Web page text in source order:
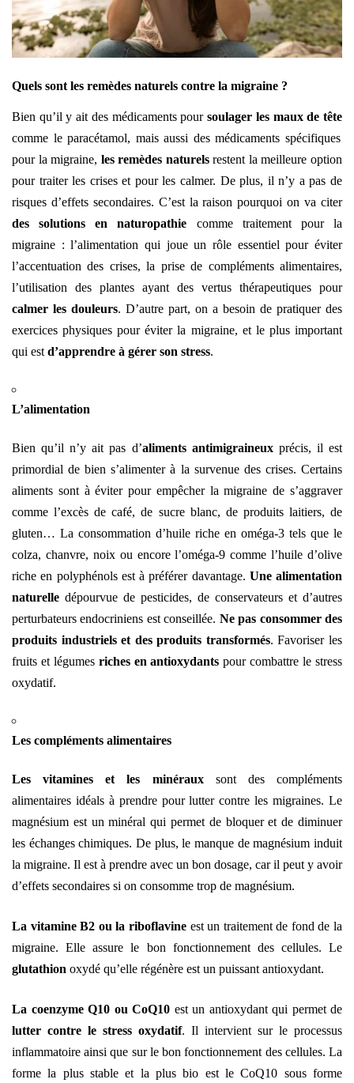
Quels sont les remèdes naturels contre la migraine ?
Bien qu’il y ait des médicaments poursoulager les maux de tête
comme le paracétamol, mais aussi des médicaments spécifiques
pour la migraine, les remèdes naturelsrestent la meilleure option
pour traiter les crises et pour les calmer. De plus, il n’y a pas de
risques d’effets secondaires. C’est la raison pourquoi on va citer
des solutions en naturopathie comme traitement pour la
migraine : l’alimentation qui joue un rôle essentiel pour éviter
l’accentuation des crises, la prise de compléments alimentaires,
l’utilisation des plantes ayant des vertus thérapeutiques pour
calmer les douleurs. D’autre part, on a besoin de pratiquer des
exercices physiques pour éviter la migraine, et le plus important
qui est d’apprendre à gérer son stress.
L’alimentation
Bien qu’il n’y ait pas d’aliments antimigraineux précis, il est
primordial de bien s’alimenter à la survenue des crises. Certains
aliments sont à éviter pour empêcher la migraine de s’aggraver
comme l’excès de café, de sucre blanc, de produits laitiers, de
gluten… La consommation d’huile riche en oméga-3 tels que le
colza, chanvre, noix ou encore l’oméga-9 comme l’huile d’olive
riche en polyphénols est à préférer davantage. Une alimentation
naturelle dépourvue de pesticides, de conservateurs et d’autres
perturbateurs endocriniens est conseillée. Ne pas consommer des
produits industriels et des produits transformés. Favoriser les
fruits et légumes riches en antioxydants pour combattre le stress
oxydatif.
Les compléments alimentaires
Les vitamines et les minérauxsont des compléments
alimentaires idéals à prendre pour lutter contre les migraines. Le
magnésium est un minéral qui permet de bloquer et de diminuer
les échanges chimiques. De plus, le manque de magnésium induit
la migraine. Il est à prendre avec un bon dosage, car il peut y avoir
d’effets secondaires si on consomme trop de magnésium.
La vitamine B2 ou la riboflavineest un traitement de fond de la
migraine. Elle assure le bon fonctionnement des cellules. Le
glutathion oxydé qu’elle régénère est un puissant antioxydant.
La coenzyme Q10 ou CoQ10 est un antioxydant qui permet de
lutter contre le stress oxydatif. Il intervient sur le processus
inflammatoire ainsi que sur le bon fonctionnement des cellules. La
forme la plus stable et la plus bio est le CoQ10 sous forme